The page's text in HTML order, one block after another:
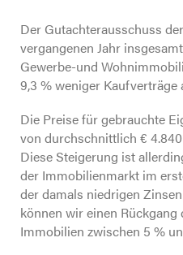
Der Gutachterausschuss
vergangenen Jahr
Gewerbe-und
9,3 % weniger Kaufverträge
Die Preise für gebrauchte
von durchschnittlich €
Diese Steigerung ist
der Immobilienmarkt im
der damals niedrigen
können wir einen
Immobilien zwischen 5 %